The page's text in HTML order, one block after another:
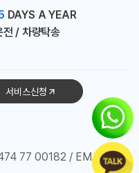
DAYS A YEAR
전 / 차량탁송
서비스신청
77 00182 / EMAIL :